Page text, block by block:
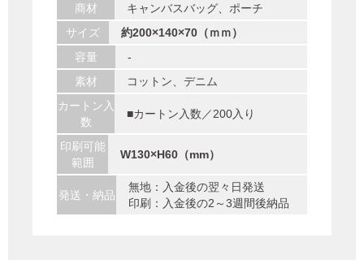
商材
キャンバスバッグ、ポーチ
サイズ
約200×140×70（ｍｍ）
容量
-
素材
コットン、デニム
カートン入
数
■カートン入数／200入り
印刷可能
範囲
W130×H60（mm）
発送・納品
無地：入金後の翌々日発送
印刷：入金後の2～3週間後納品